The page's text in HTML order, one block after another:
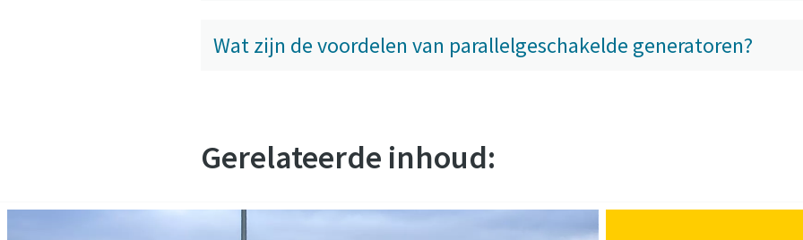
Wat zijn de voordelen van parallelgeschakelde generatoren?
Gerelateerde inhoud: